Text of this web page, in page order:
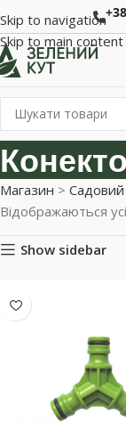
Skip to navigation
Skip to main content
Магазин > Садовий
Відображаються
Show sidebar